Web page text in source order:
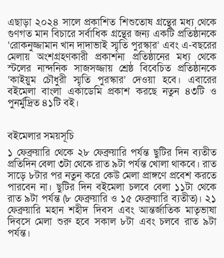
এছাড়া ২০২৪ সালে প্রকাশিত শিশুতোষ গ্রন্থের মধ্য থেকে
গুণগত মান বিচারে সর্বাধিক গ্রন্থের জন্য একটি প্রতিষ্ঠানকে
‘রোকনুজ্জামান খান দাদাভাই স্মৃতি পুরস্কার’ এবং এ-বছরের
মেলায় অংশগ্রহণকারী প্রকাশনা প্রতিষ্ঠানের মধ্য থেকে
স্টলের নান্দনিক সাজসজ্জায় শ্রেষ্ঠ বিবেচিত প্রতিষ্ঠানকে
‘কাইয়ুম চৌধুরী স্মৃতি পুরস্কার’ দেওয়া হবে। এবারের
বইমেলা বাংলা একাডেমি প্রকাশ করছে নতুন ৪৩টি ও
পুনর্মুদ্রিত ৪১টি বই।
বইমেলার সময়সূচি
১ ফেব্রুয়ারি থেকে ২৮ ফেব্রুয়ারি পর্যন্ত ছুটির দিন ব্যতীত
প্রতিদিন বেলা ৩টা থেকে রাত ৯টা পর্যন্ত খোলা থাকবে। রাত
সাড়ে ৮টার পর নতুন করে কেউ মেলা প্রাঙ্গণে প্রবেশ করতে
পারবেন না। ছুটির দিন বইমেলা চলবে বেলা ১১টা থেকে
রাত ৯টা পর্যন্ত (৮ ফেব্রুয়ারি ও ১৫ ফেব্রুয়ারি ব্যতীত)। ২১
ফেব্রুয়ারি মহান শহীদ দিবস এবং আন্তর্জাতিক মাতৃভাষা
দিবসে মেলা শুরু হবে সকাল ৮টা এবং চলবে রাত ৯টা
পর্যন্ত।